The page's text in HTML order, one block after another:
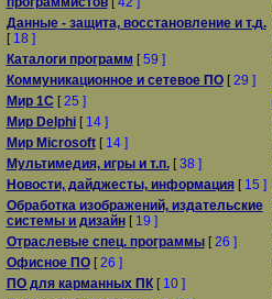
Данные - защита, восстановление и т.д.
[ 18 ]
Каталоги программ [59 ]
Коммуникационное и сетевое ПО[29 ]
Мир 1С [25 ]
Мир Delphi[ 14 ]
Мир Microsoft[ 14 ]
Мультимедия, игры и т.п.[38 ]
Новости, дайджесты, информация[ 15 ]
Обработка изображений, издательские
системы и дизайн[ 19 ]
Отраслевые спец. программы[26 ]
Офисное ПО[26 ]
ПО для карманных ПК[ 10 ]